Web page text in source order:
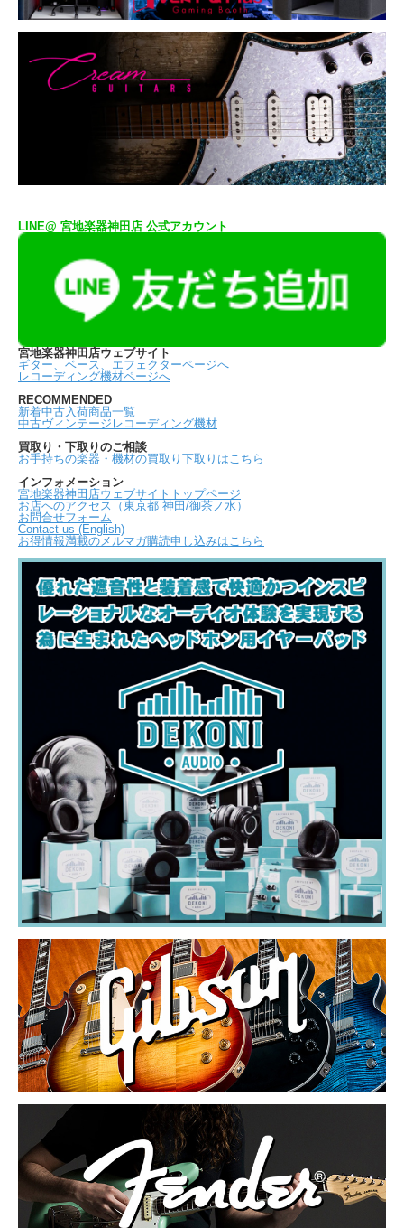
LINE@ 宮地楽器神田店 公式アカウント
宮地楽器神田店ウェブサイト
ギター、ベース、エフェクターページへ
レコーディング機材ページへ
RECOMMENDED
新着中古入荷商品一覧
中古ヴィンテージレコーディング機材
買取り・下取りのご相談
お手持ちの楽器・機材の買取り下取りはこちら
インフォメーション
宮地楽器神田店ウェブサイトトップページ
お店へのアクセス（東京都 神田/御茶ノ水）
お問合せフォーム
Contact us (English)
お得情報満載のメルマガ購読申し込みはこちら